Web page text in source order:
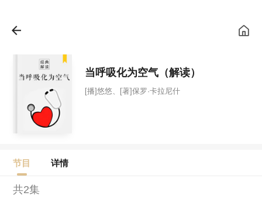
当呼吸化为空气（解读）
[播]悠悠、[著]保罗·卡拉尼什
节目 详情
共2集